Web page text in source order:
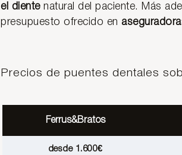
el dientenatural del paciente. Más
presupuesto ofrecido en
Precios de puentes dentales
Ferrus&Bratos
desde 1.600€